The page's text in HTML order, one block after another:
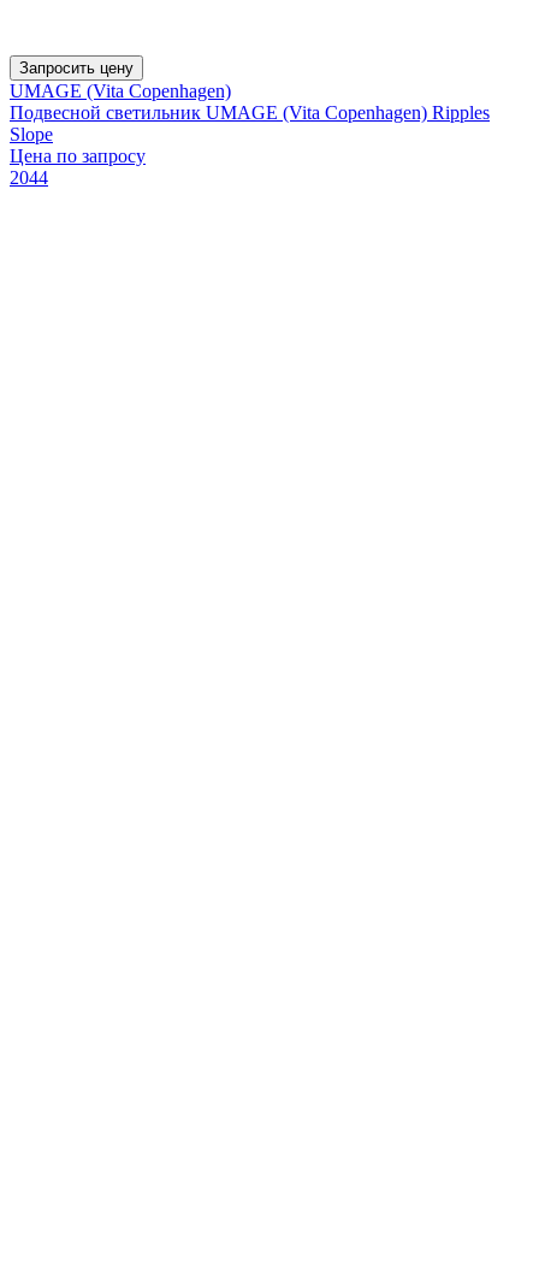
Запросить цену
UMAGE (Vita Copenhagen)
Подвесной светильник UMAGE (Vita Copenhagen) Ripples
Slope
Цена по запросу
2044